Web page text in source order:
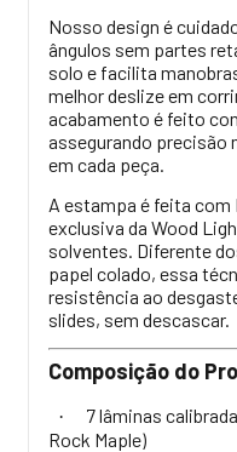
Nosso design é
ângulos sem partes
solo e facilita
melhor deslize em
acabamento é feito
assegurando precisão
em cada peça.
A estampa é feita com
exclusiva da Wood
solventes. Diferente
papel colado, essa
resistência ao
slides, sem descascar.
Composição do
· 7 lâminas
Rock Maple)